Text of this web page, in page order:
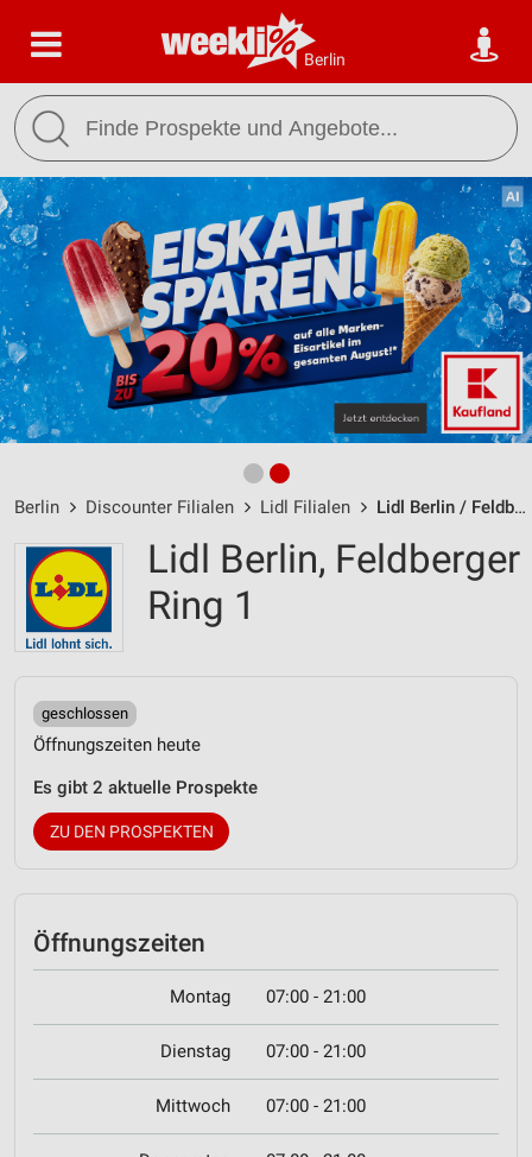
Berlin
Berlin Discounter Filialen Lidl Filialen Lidl Berlin / Feldberger Ring 1 - Öffnungszeiten & Adresse
Lidl Berlin, Feldberger
Ring 1
geschlossen
Öffnungszeiten heute
Es gibt 2 aktuelle Prospekte
ZU DEN PROSPEKTEN
Öffnungszeiten
Montag 07:00 - 21:00
Dienstag 07:00 - 21:00
Mittwoch 07:00 - 21:00